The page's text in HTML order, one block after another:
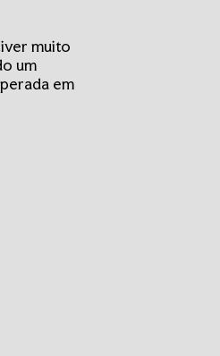
muito
um
em